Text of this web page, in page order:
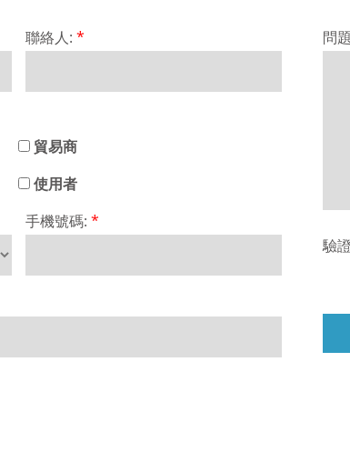
聯絡人: *
貿易商
使用者
手機號碼: *
問
驗